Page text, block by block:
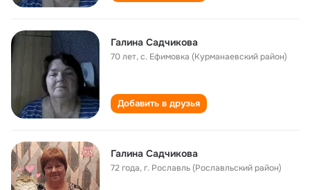
Галина Садчикова
70 лет,с. Ефимовка (Курманаевский район)
Добавить в друзья
Галина Садчикова
72 года,г. Рославль (Рославльский район)